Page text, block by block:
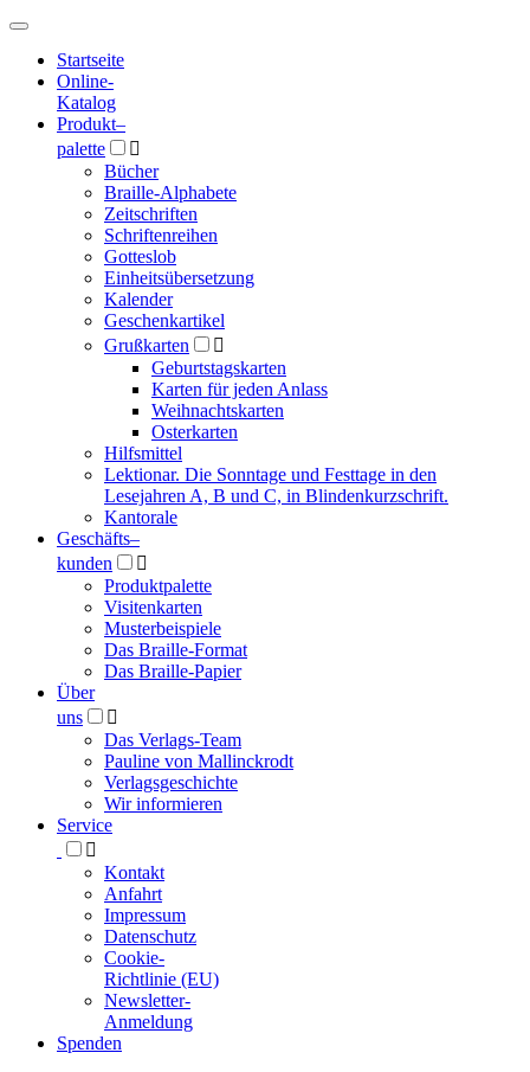
Hauptmenü
Hauptmenü
Startseite
Online-
Katalog
Produkt–
palette

Bücher
Braille-Alphabete
Zeitschriften
Schriftenreihen
Gotteslob
Einheitsübersetzung
Kalender
Geschenkartikel
Grußkarten

Geburtstagskarten
Karten für jeden Anlass
Weihnachtskarten
Osterkarten
Hilfsmittel
Lektionar. Die Sonntage und Festtage in den
Lesejahren A, B und C, in Blindenkurzschrift.
Kantorale
Geschäfts­–
kunden

Produktpalette
Visitenkarten
Musterbeispiele
Das Braille-Format
Das Braille-Papier
Über
uns

Das Verlags-Team
Pauline von Mallinckrodt
Verlagsgeschichte
Wir informieren
Service

Kontakt
Anfahrt
Impressum
Datenschutz
Cookie-
Richtlinie (EU)
Newsletter-
Anmeldung
Spenden